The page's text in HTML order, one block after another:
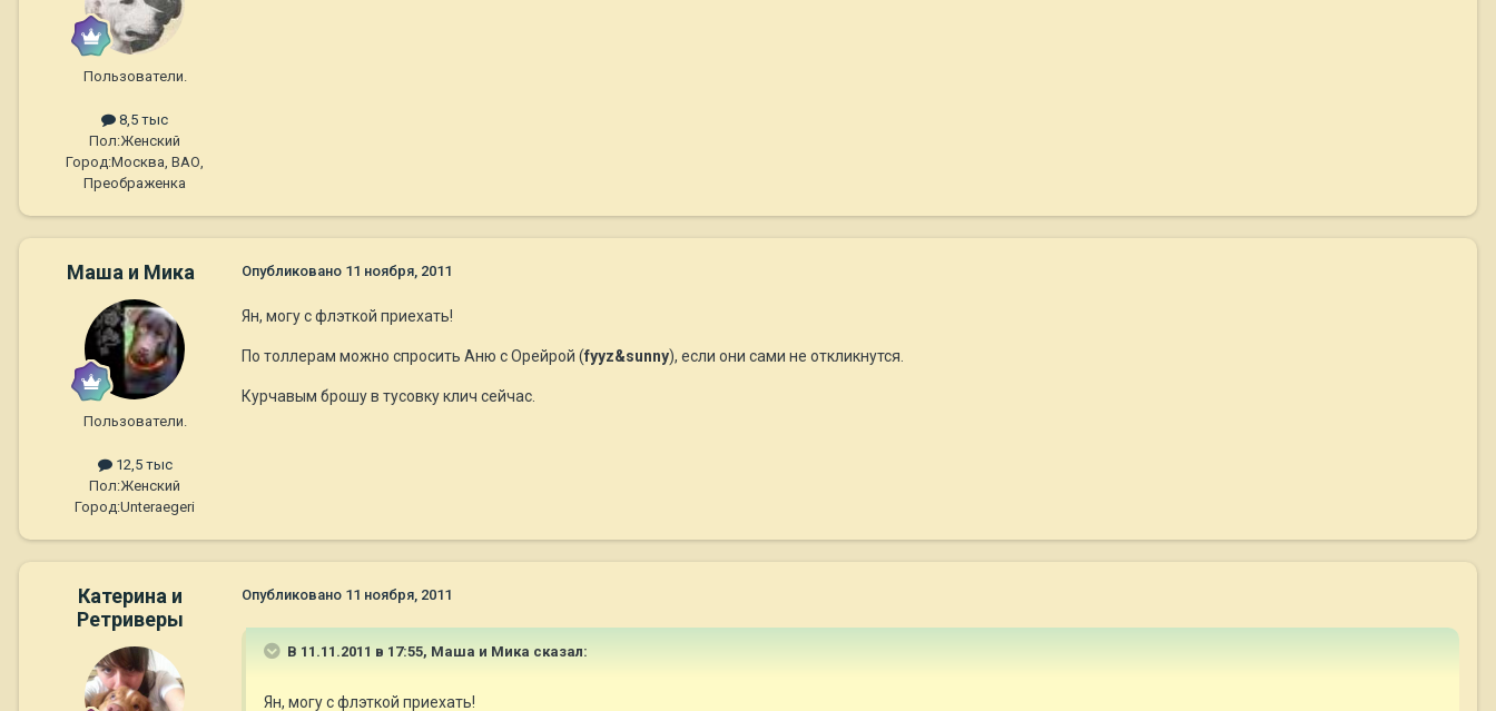
Пользователи.
8,5 тыс
Пол:Женский
Город:Москва, ВАО,
Преображенка
Маша и Мика
Пользователи.
12,5 тыс
Пол:Женский
Город:Unteraegeri
Опубликовано 11 ноября, 2011
Ян, могу с флэткой приехать!
По толлерам можно спросить Аню с Орейрой (fyyz&sunny), если они сами не откликнутся.
Курчавым брошу в тусовку клич сейчас.
Катерина и
Ретриверы
Опубликовано 11 ноября, 2011
В 11.11.2011 в 17:55, Маша и Мика сказал:
Ян, могу с флэткой приехать!